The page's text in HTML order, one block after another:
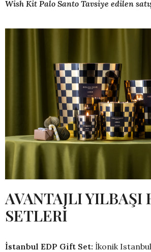
Wish Kit Palo Santo Tavsiye edilen
AVANTAJLI YILBAŞI
SETLERİ
İstanbul EDP Gift Set: İkonik